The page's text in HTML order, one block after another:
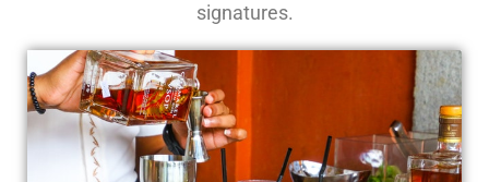
signatures.